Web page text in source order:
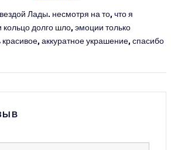
Лады. несмотря на то, что я
долго шло, эмоции только
аккуратное украшение, спасибо